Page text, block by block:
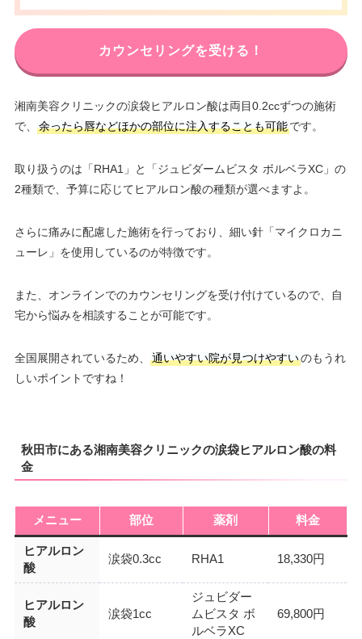
カウンセリングを受ける！
湘南美容クリニックの涙袋ヒアルロン酸は両目0.2ccずつの施術
で、
余ったら唇などほかの部位に注入することも可能です。
取り扱うのは「RHA1」と「ジュビダームビスタ ボルベラXC」の
2種類で、予算に応じてヒアルロン酸の種類が選べますよ。
さらに痛みに配慮した施術を行っており、細い針「マイクロカニ
ューレ」を使用しているのが特徴です。
また、オンラインでのカウンセリングを受け付けているので、自
宅から悩みを相談することが可能です。
全国展開されているため、 通いやすい院が見つけやすいのもうれ
しいポイントですね！
秋田市にある湘南美容クリニックの涙袋ヒアルロン酸の料
金
メニュー 部位 薬剤 料金
ヒアルロン
酸
涙袋0.3cc RHA1 18,330円
ヒアルロン
酸
涙袋1cc
ジュビダー
ムビスタ ボ
ルベラXC
69,800円